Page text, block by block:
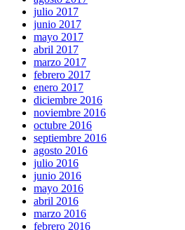
julio 2017
junio 2017
mayo 2017
abril 2017
marzo 2017
febrero 2017
enero 2017
diciembre 2016
noviembre 2016
octubre 2016
septiembre 2016
agosto 2016
julio 2016
junio 2016
mayo 2016
abril 2016
marzo 2016
febrero 2016